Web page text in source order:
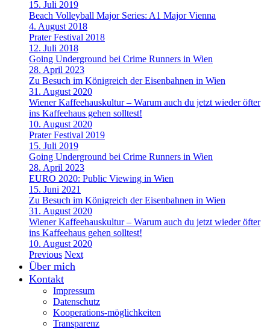
15. Juli 2019
Beach Volleyball Major Series: A1 Major Vienna
4. August 2018
Prater Festival 2018
12. Juli 2018
Going Underground bei Crime Runners in Wien
28. April 2023
Zu Besuch im Königreich der Eisenbahnen in Wien
31. August 2020
Wiener Kaffeehauskultur – Warum auch du jetzt wieder öfter
ins Kaffeehaus gehen solltest!
10. August 2020
Prater Festival 2019
15. Juli 2019
Going Underground bei Crime Runners in Wien
28. April 2023
EURO 2020: Public Viewing in Wien
15. Juni 2021
Zu Besuch im Königreich der Eisenbahnen in Wien
31. August 2020
Wiener Kaffeehauskultur – Warum auch du jetzt wieder öfter
ins Kaffeehaus gehen solltest!
10. August 2020
Previous Next
Über mich
Kontakt
Impressum
Datenschutz
Kooperations-möglichkeiten
Transparenz